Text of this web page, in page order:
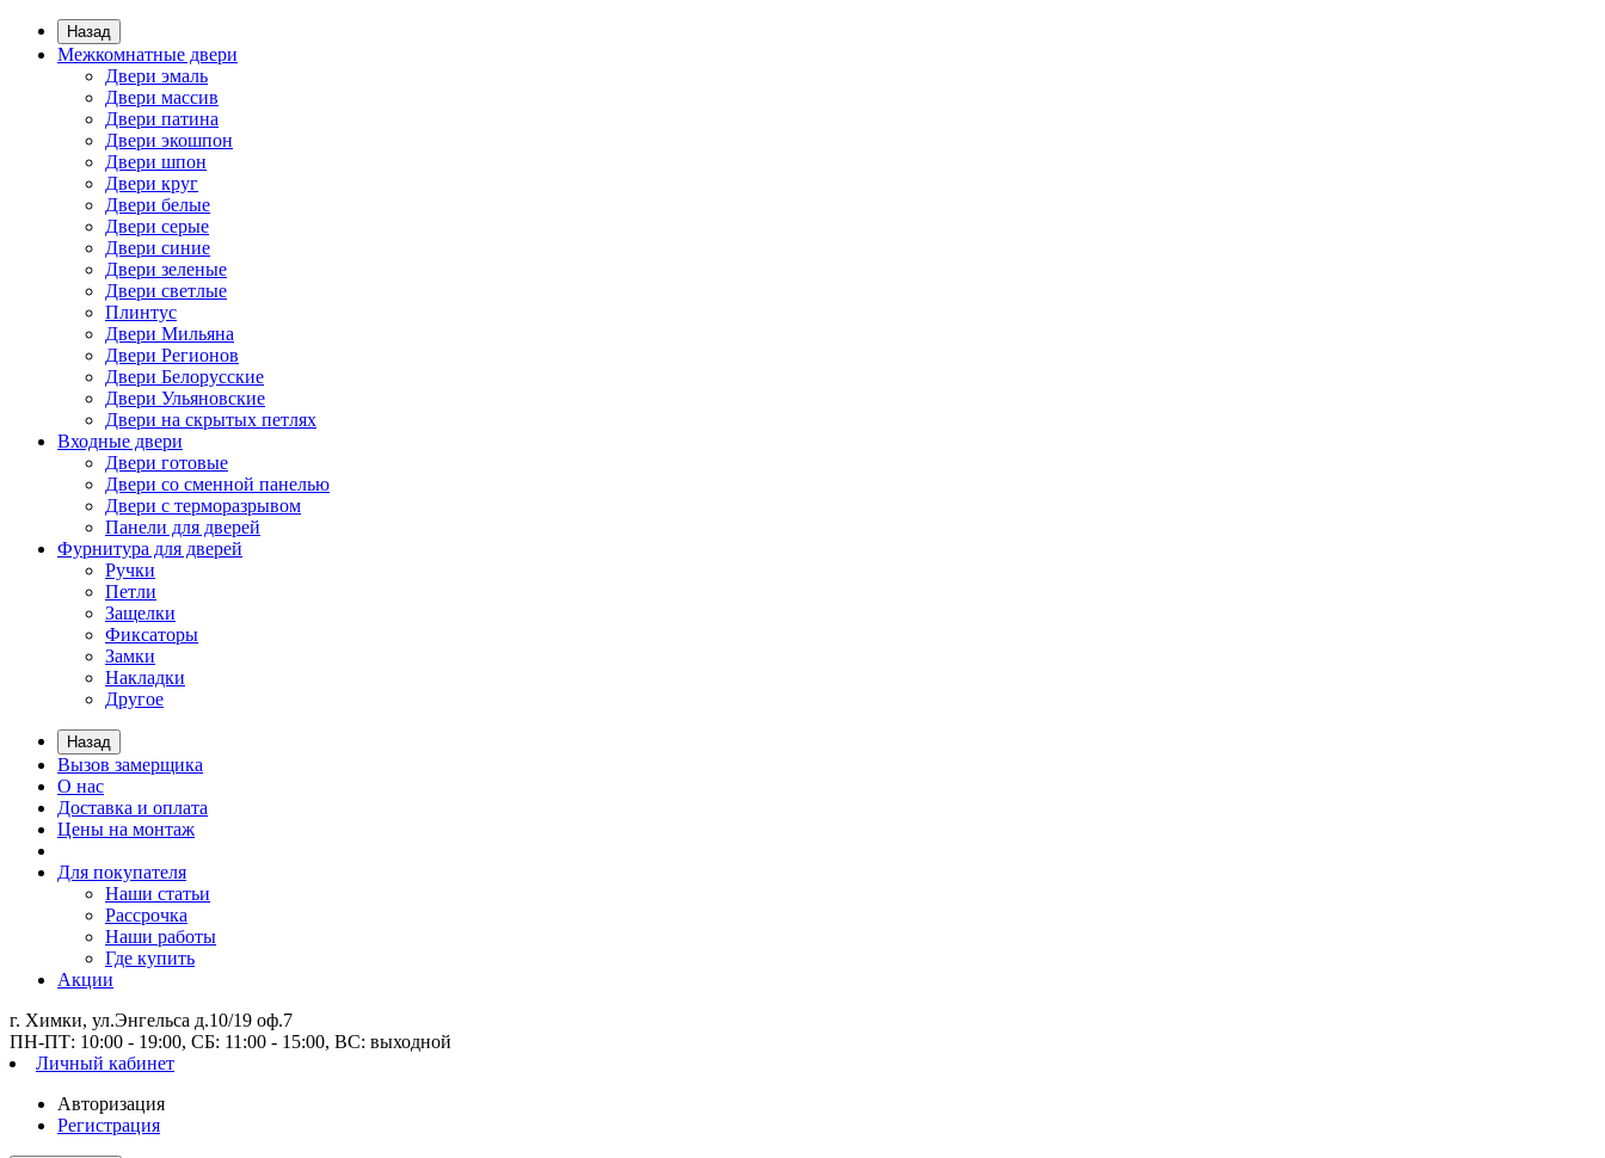
Назад
Межкомнатные двери
Двери эмаль
Двери массив
Двери патина
Двери экошпон
Двери шпон
Двери круг
Двери белые
Двери серые
Двери синие
Двери зеленые
Двери светлые
Плинтус
Двери Мильяна
Двери Регионов
Двери Белорусские
Двери Ульяновские
Двери на скрытых петлях
Входные двери
Двери готовые
Двери со сменной панелью
Двери с терморазрывом
Панели для дверей
Фурнитура для дверей
Ручки
Петли
Защелки
Фиксаторы
Замки
Накладки
Другое
Назад
Вызов замерщика
О нас
Доставка и оплата
Цены на монтаж
Для покупателя
Наши статьи
Рассрочка
Наши работы
Где купить
Акции
г. Химки, ул.Энгельса д.10/19 оф.7
ПН-ПТ: 10:00 - 19:00, СБ: 11:00 - 15:00, ВС: выходной
Личный кабинет
Авторизация
Регистрация